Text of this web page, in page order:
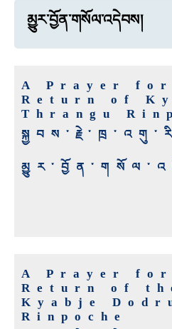
མྱུར་བྱོན་གསོལ་འདེབས།
A Prayer
Return of
Thrangu
A Prayer
Return of
Kyabje
Rinpoche